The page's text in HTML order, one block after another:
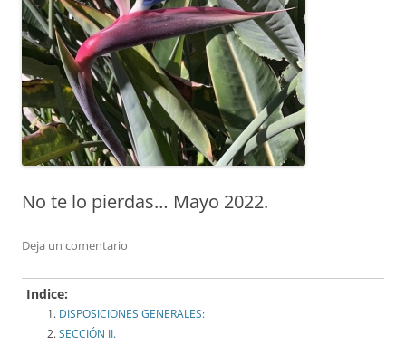
No te lo pierdas… Mayo 2022.
Deja un comentario
Indice:
DISPOSICIONES GENERALES:
SECCIÓN II.